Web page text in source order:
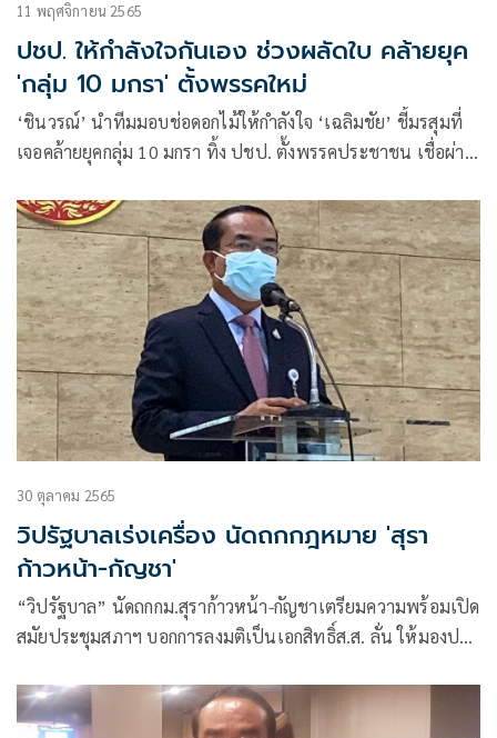
11 พฤศจิกายน 2565
ปชป. ให้กำลังใจกันเอง ช่วงผลัดใบ คล้ายยุค
'กลุ่ม 10 มกรา' ตั้งพรรคใหม่
‘ชินวรณ์’ นำทีมมอบช่อดอกไม้ให้กำลังใจ ‘เฉลิมชัย’ ชี้มรสุมที่
เจอคล้ายยุคกลุ่ม 10 มกรา ทิ้ง ปชป. ตั้งพรรคประชาชน เชื่อผ่าน
30 ตุลาคม 2565
วิปรัฐบาลเร่งเครื่อง นัดถกกฎหมาย 'สุรา
ก้าวหน้า-กัญชา'
“วิปรัฐบาล” นัดถกกม.สุราก้าวหน้า-กัญชาเตรียมความพร้อมเปิด
สมัยประชุมสภาฯ บอกการลงมติเป็นเอกสิทธิ์ส.ส. ลั่น ให้มองประ